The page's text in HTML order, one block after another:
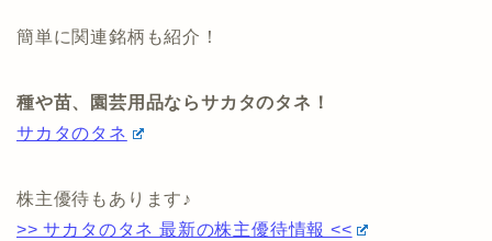
簡単に関連銘柄も紹介！
種や苗、園芸用品ならサカタのタネ！
サカタのタネ
株主優待もあります♪
>> サカタのタネ 最新の株主優待情報 <<